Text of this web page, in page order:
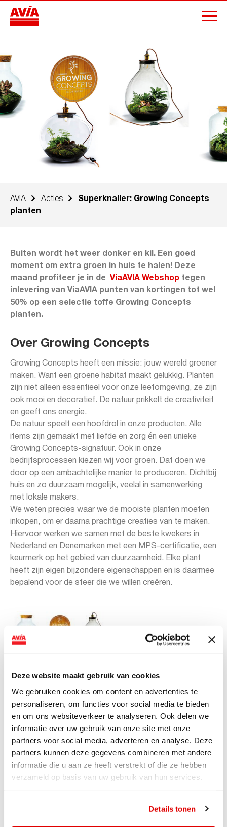
Deze website maakt gebruik van cookies
We gebruiken cookies om content en advertenties te
personaliseren, om functies voor social media te bieden
en om ons websiteverkeer te analyseren. Ook delen we
informatie over uw gebruik van onze site met onze
partners voor social media, adverteren en analyse. Deze
partners kunnen deze gegevens combineren met andere
informatie die u aan ze heeft verstrekt of die ze hebben
verzameld op basis van uw gebruik van hun services.
Details tonen
AVIA Acties
Superknaller: Growing Concepts
planten
Buiten wordt het weer donker en kil. Een goed
moment om extra groen in huis te halen! Deze
maand profiteer je in de ViaAVIA Webshop tegen
inlevering van ViaAVIA punten van kortingen tot wel
50% op een selectie toffe Growing Concepts
planten.
Over Growing Concepts
Growing Concepts heeft een missie: jouw wereld groener
maken. Want een groene habitat maakt gelukkig. Planten
zijn niet alleen essentieel voor onze leefomgeving, ze zijn
ook mooi en decoratief. De natuur prikkelt de creativiteit
en geeft ons energie.
De natuur speelt een hoofdrol in onze producten. Alle
items zijn gemaakt met liefde en zorg én een unieke
Growing Concepts-signatuur. Ook in onze
bedrijfsprocessen kiezen wij voor groen. Dat doen we
door op een ambachtelijke manier te produceren. Dichtbij
huis en zo duurzaam mogelijk, veelal in samenwerking
met lokale makers.
We weten precies waar we de mooiste planten moeten
inkopen, om er daarna prachtige creaties van te maken.
Hiervoor werken we samen met de beste kwekers in
Nederland en Denemarken met een MPS-certificatie, een
keurmerk op het gebied van duurzaamheid. Elke plant
heeft zijn eigen bijzondere eigenschappen en is daarmee
bepalend voor de sfeer die we willen creëren.
ViaAVIA
Met ViaAVIA ben je onderweg naar leuke extra’s. En je
kunt meedoen met te gekke winacties en profiteert van
mooie kortingen in onze webshop en de fysieke shops.
Je spaart eenvoudig met de ViaAVIA app of spaarkaart.
Sparen gaat ongemerkt snel want je spaart bij zowel
bemande als onbemande tankstations van AVIA. Voor
iedere liter krijg je 1 punt. Ook op je aankopen in de shop